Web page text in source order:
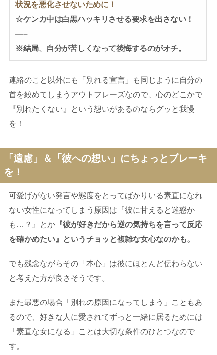
状況を悪化させないために！
☆ケンカ中は白黒ハッキリさせる要求を出さない！
—–
※結局、自分が苦しくなって後悔するのがオチ。
連絡のこと以外にも「別れる宣言」も同じように自分の
首を絞めてしまうアウトフレーズなので、心のどこかで
『別れたくない』という想いがあるのならグッと我慢
を！
「遠慮」＆「彼への想い」にちょっとブレーキ
を！
可愛げがない発言や態度をとってばかりいる素直になれ
ない女性になってしまう原因は『彼に甘えると迷惑か
も…？』とか 『彼が好きだから逆の気持ちを言って反応
を確かめたい』というチョッと複雑な女心なのかも。
でも残念ながらその「本心」は彼にほとんど伝わらない
と考えた方が良さそうです。
また最悪の場合「別れの原因になってしまう」こともあ
るので、好きな人に愛されてずっと一緒に居るためには
「素直な女になる」ことは大切な条件のひとつなので
す。